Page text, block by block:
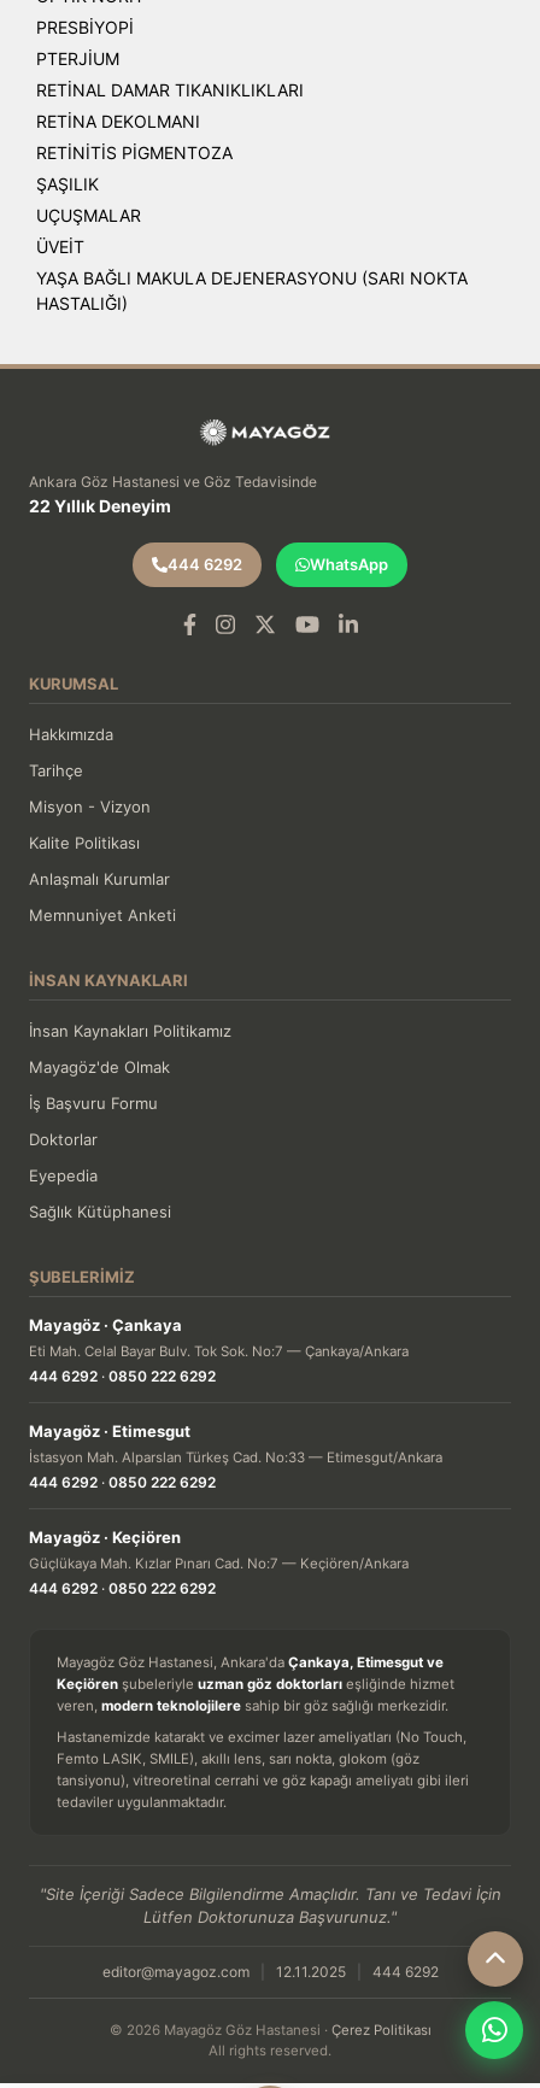
PRESBİYOPİ
PTERJİUM
RETİNAL DAMAR TIKANIKLIKLARI
RETİNA DEKOLMANI
RETİNİTİS PİGMENTOZA
ŞAŞILIK
UÇUŞMALAR
ÜVEİT
YAŞA BAĞLI MAKULA DEJENERASYONU (SARI NOKTA
HASTALIĞI)
Ankara Göz Hastanesi ve Göz Tedavisinde
22 Yıllık Deneyim
444 6292 WhatsApp
KURUMSAL
Hakkımızda
Tarihçe
Misyon - Vizyon
Kalite Politikası
Anlaşmalı Kurumlar
Memnuniyet Anketi
İNSAN KAYNAKLARI
İnsan Kaynakları Politikamız
Mayagöz'de Olmak
İş Başvuru Formu
Doktorlar
Eyepedia
Sağlık Kütüphanesi
ŞUBELERIMIZ
Mayagöz · Çankaya
Eti Mah. Celal Bayar Bulv. Tok Sok. No:7 — Çankaya/Ankara
444 6292 · 0850 222 6292
Mayagöz · Etimesgut
İstasyon Mah. Alparslan Türkeş Cad. No:33 — Etimesgut/Ankara
444 6292 · 0850 222 6292
Mayagöz · Keçiören
Güçlükaya Mah. Kızlar Pınarı Cad. No:7 — Keçiören/Ankara
444 6292 · 0850 222 6292
Mayagöz Göz Hastanesi, Ankara'da Çankaya, Etimesgut ve
Keçiören şubeleriyle uzman göz doktorları eşliğinde hizmet
veren, modern teknolojilere sahip bir göz sağlığı merkezidir.
Hastanemizde katarakt ve excimer lazer ameliyatları (No Touch,
Femto LASIK, SMILE), akıllı lens, sarı nokta, glokom (göz
tansiyonu), vitreoretinal cerrahi ve göz kapağı ameliyatı gibi ileri
tedaviler uygulanmaktadır.
"Site İçeriği Sadece Bilgilendirme Amaçlıdır. Tanı ve Tedavi İçin
Lütfen Doktorunuza Başvurunuz."
editor@mayagoz.com 12.11.2025 444 6292
© 2026 Mayagöz Göz Hastanesi · Çerez Politikası
All rights reserved.